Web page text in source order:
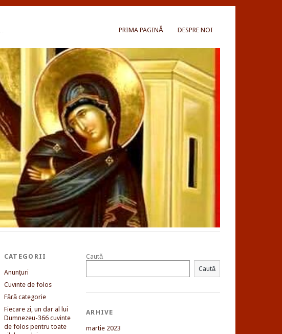
PRIMA PAGINĂ DESPRE NOI
CATEGORII
Anunţuri
Cuvinte de folos
Fără categorie
Fiecare zi, un dar al lui
Dumnezeu-366 cuvinte
de folos pentru toate
Caută
Caută
ARHIVE
martie 2023